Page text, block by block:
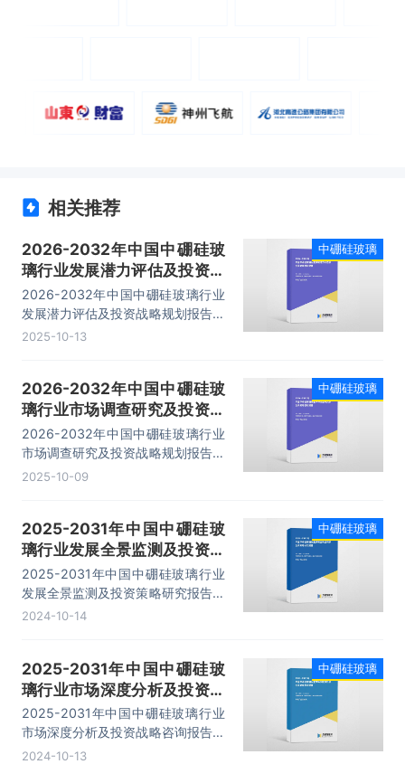
相关推荐
2026-2032年中国中硼硅玻
璃行业发展潜力评估及投资战
略规划报告
2026-2032年中国中硼硅玻璃行业
发展潜力评估及投资战略规划报告，
主要包括行业竞争格局分析、重点企
2025-10-13
中硼硅玻璃
2026-2032年中国中硼硅玻
璃行业市场调查研究及投资战
略规划报告
2026-2032年中国中硼硅玻璃行业
市场调查研究及投资战略规划报告，
行业竞争策略建议、领先企业分析、
2025-10-09
中硼硅玻璃
2025-2031年中国中硼硅玻
璃行业发展全景监测及投资策
略研究报告
2025-2031年中国中硼硅玻璃行业
发展全景监测及投资策略研究报告，
主要包括行业竞争格局分析、重点企
2024-10-14
中硼硅玻璃
2025-2031年中国中硼硅玻
璃行业市场深度分析及投资战
略咨询报告
2025-2031年中国中硼硅玻璃行业
市场深度分析及投资战略咨询报告，
行业竞争策略建议、领先企业分析、
2024-10-13
中硼硅玻璃